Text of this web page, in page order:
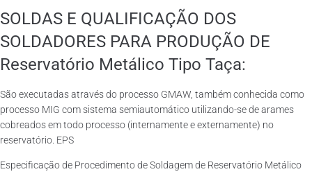
SOLDAS E QUALIFICAÇÃO DOS
SOLDADORES PARA PRODUÇÃO DE
Reservatório Metálico Tipo Taça:
São executadas através do processo GMAW, também conhecida como
processo MIG com sistema semiautomático utilizando-se de arames
cobreados em todo processo (internamente e externamente) no
reservatório. EPS
Especificação de Procedimento de Soldagem de Reservatório Metálico